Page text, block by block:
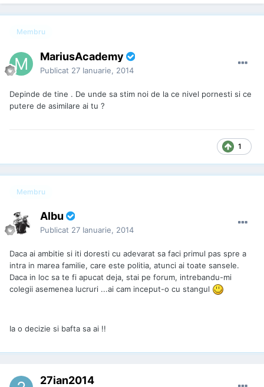
Membru
MariusAcademy
Publicat 27 Ianuarie, 2014
Depinde de tine . De unde sa stim noi de la ce nivel pornesti si ce
putere de asimilare ai tu ?
1
Membru
Albu
Publicat 27 Ianuarie, 2014
Daca ai ambitie si iti doresti cu adevarat sa faci primul pas spre a
intra in marea familie, care este politia, atunci ai toate sansele.
Daca in loc sa te fi apucat deja, stai pe forum, intrebandu-mi
colegii asemenea lucruri ...ai cam inceput-o cu stangul
Ia o decizie si bafta sa ai !!
27ian2014